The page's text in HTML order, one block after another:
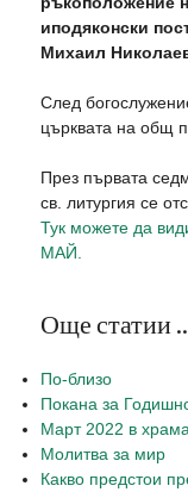
иподяконски
Михаил
След
църквата на общ
През първата
св. литургия се
Тук можете да
МАЙ.
Още статии
По-близо
Покана за
Март 2022 в
Молитва за мир
Какво предстои